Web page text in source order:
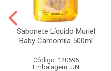
Sabonete Líquido Muriel
Baby Camomila 500ml
Código: 120595
Embalagem: UN